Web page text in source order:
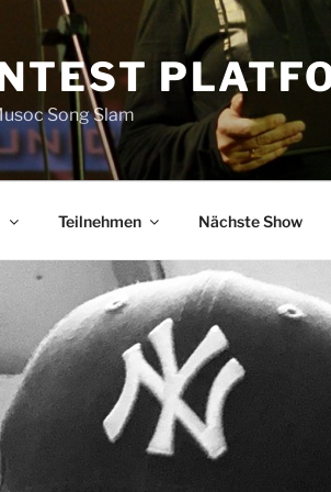
Song Slam
Teilnehmen Nächste Show